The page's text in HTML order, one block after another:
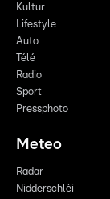
Kultur
Lifestyle
Auto
Télé
Radio
Sport
Pressphoto
Meteo
Radar
Nidderschléi